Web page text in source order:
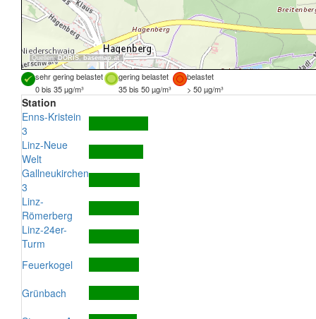
Quellen: DORIS,basemap.at
sehr gering belastet gering belastet
belastet
0 bis 35 µg/m³
35 bis 50 µg/m³ > 50 µg/m³
Station
Enns-Kristein
3
Linz-Neue
Welt
Gallneukirchen
3
Linz-
Römerberg
Linz-24er-
Turm
Feuerkogel
Grünbach